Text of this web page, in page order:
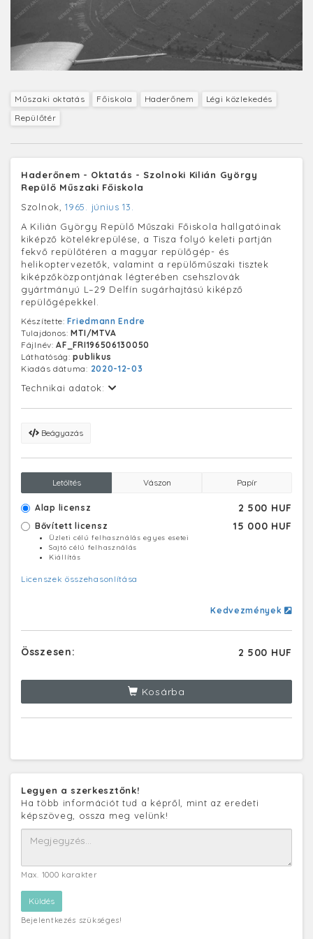
Műszaki oktatás Főiskola Haderőnem
Légi közlekedés
Repülőtér
Haderőnem - Oktatás - Szolnoki Kilián György
Repülő Műszaki Főiskola
Szolnok,1965. június 13.
A Kilián György Repülő Műszaki Főiskola hallgatóinak
kiképző kötelékrepülése, a Tisza folyó keleti partján
fekvő repülőtéren a magyar repülőgép- és
helikoptervezetők, valamint a repülőműszaki tisztek
kiképzőközpontjának légterében csehszlovák
gyártmányú L–29 Delfín sugárhajtású kiképző
repülőgépekkel.
Készítette:Friedmann Endre
Tulajdonos:MTI/MTVA
Fájlnév:AF_FRI196506130050
Láthatóság:publikus
Kiadás dátuma: 2020-12-03
Technikai adatok:
Beágyazás
Letöltés Vászon Papír
Alap licensz 2 500 HUF
Bővített licensz 15 000 HUF
Üzleti célú felhasználás egyes esetei
Sajtó célú felhasználás
Kiállítás
Licenszek összehasonlítása
Kedvezmények
Összesen: 2 500 HUF
Kosárba
Legyen a szerkesztőnk!
Ha több információt tud a képről, mint az eredeti
képszöveg, ossza meg velünk!
Max. 1000 karakter
Bejelentkezés szükséges!